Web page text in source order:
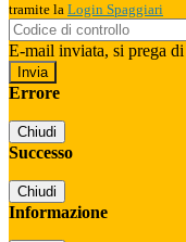
tramite la Login Spaggiari
E-mail inviata, si prega
Errore
Chiudi
Successo
Chiudi
Informazione